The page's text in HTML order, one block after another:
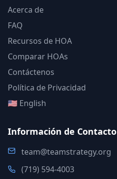
Acerca de
FAQ
Recursos de HOA
Comparar HOAs
Contáctenos
Política de Privacidad
🇺🇸 English
Información de Contacto
team@teamstrategy.org
(719) 594-4003